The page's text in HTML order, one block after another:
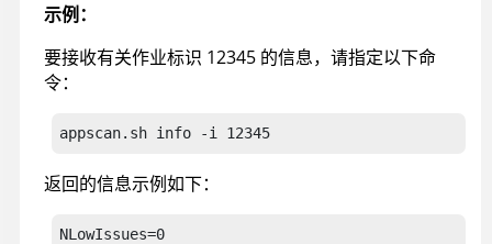
示例：
要接收有关作业标识 12345 的信息，请指定以下命
令：
appscan.sh info -i 12345
返回的信息示例如下：
NLowIssues=0